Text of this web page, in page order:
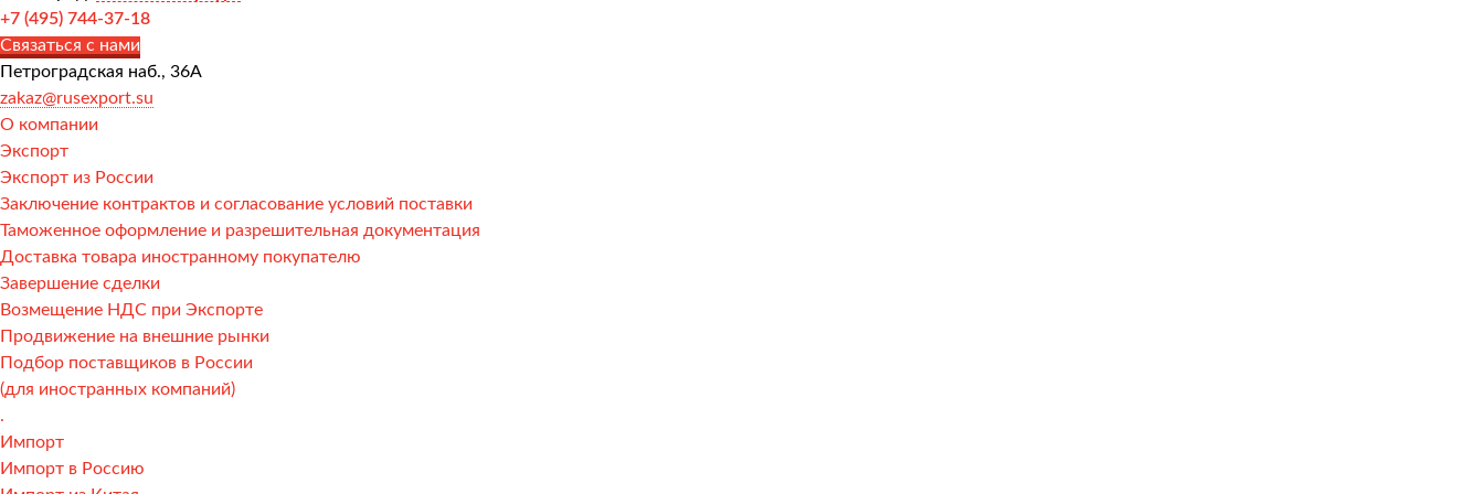
+7 (495) 744-37-18
Связаться с нами
Петроградская наб., 36А
zakaz@rusexport.su
О компании
Экспорт
Экспорт из России
Заключение контрактов и согласование условий поставки
Таможенное оформление и разрешительная документация
Доставка товара иностранному покупателю
Завершение сделки
Возмещение НДС при Экспорте
Продвижение на внешние рынки
Подбор поставщиков в России
(для иностранных компаний)
.
Импорт
Импорт в Россию